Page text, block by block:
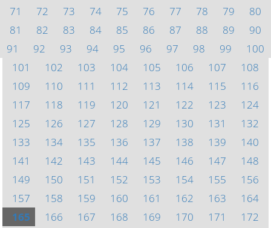
71
72 73 74 75 76 77 78 79
80
81
82 83 84 85 86 87 88 89
90
91
92 93 94 95 96 97 98 99
100
101
102 103 104 105 106 107
108
109
110 111 112 113 114 115
116
117
118 119 120 121 122 123
124
125
126 127 128 129 130 131
132
133
134 135 136 137 138 139
140
141
142 143 144 145 146 147
148
149
150 151 152 153 154 155
156
157
158 159 160 161 162 163
164
165
166 167 168 169 170 171
172